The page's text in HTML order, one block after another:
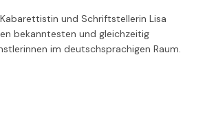
und Schriftstellerin Lisa
bekanntesten und gleichzeitig
im deutschsprachigen Raum.